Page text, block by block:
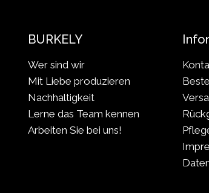
BURKELY
Wer sind wir
Mit Liebe produzieren
Nachhaltigkeit
Lerne das Team kennen
Arbeiten Sie bei uns!